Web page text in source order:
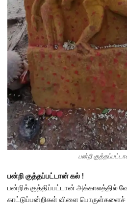
பன்றி
பன்றி குத்தப்பட்டான் கல் !
பன்றிக் குத்திப்பட்டான் அக்காலத்தில்
காட்டுப்பன்றிகள் விளை பொருள்களைச்